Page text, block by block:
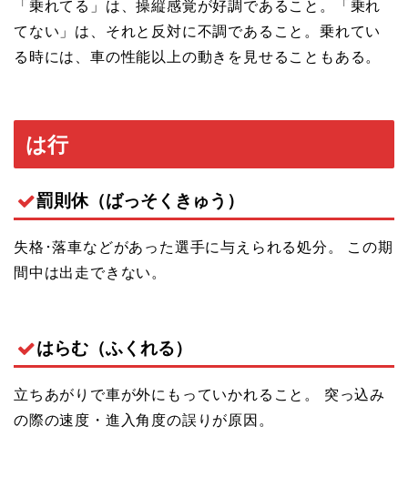
「乗れてる」は、操縦感覚が好調であること。「乗れ
てない」は、それと反対に不調であること。乗れてい
る時には、車の性能以上の動きを見せることもある。
は行
罰則休（ばっそくきゅう）
失格･落車などがあった選手に与えられる処分。 この期
間中は出走できない。
はらむ（ふくれる）
立ちあがりで車が外にもっていかれること。 突っ込み
の際の速度・進入角度の誤りが原因。